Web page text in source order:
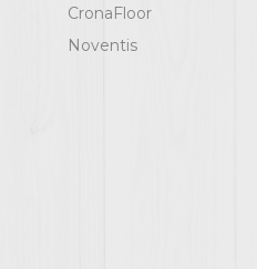
CronaFloor
Noventis